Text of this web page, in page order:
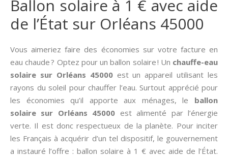
Ballon solaire à 1 € avec aide
de l’État sur Orléans 45000
Vous aimeriez faire des économies sur votre facture en
eau chaude ? Optez pour un ballon solaire ! Un chauffe-eau
solaire sur Orléans 45000est un appareil utilisant les
rayons du soleil pour chauffer l’eau. Surtout apprécié pour
les économies qu’il apporte aux ménages, le ballon
solaire sur Orléans 45000 est alimenté par l’énergie
verte. Il est donc respectueux de la planète. Pour inciter
les Français à acquérir d’un tel dispositif, le gouvernement
a instauré l’offre : ballon solaire à 1 € avec aide de l’État.